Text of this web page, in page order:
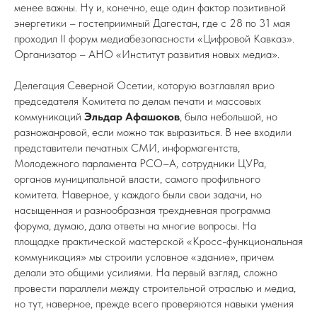
менее важны. Ну и, конечно, еще один фактор позитивной
энергетики – гостеприимный Дагестан, где с 28 по 31 мая
проходил II форум медиабезопасности «Цифровой Кавказ».
Организатор – АНО «Институт развития новых медиа».
Делегация Северной Осетии, которую возглавлял врио
председателя Комитета по делам печати и массовых
коммуникаций Эльдар Афашоков, была небольшой, но
разножанровой, если можно так выразиться. В нее входили
представители печатных СМИ, информагентств,
Молодежного парламента РСО–А, сотрудники ЦУРа,
органов муниципальной власти, самого профильного
комитета. Наверное, у каждого были свои задачи, но
насыщенная и разнообразная трехдневная программа
форума, думаю, дала ответы на многие вопросы. На
площадке практической мастерской «Кросс-функциональная
коммуникация» мы строили условное «здание», причем
делали это общими усилиями. На первый взгляд, сложно
провести параллели между строительной отраслью и медиа,
но тут, наверное, прежде всего проверяются навыки умения